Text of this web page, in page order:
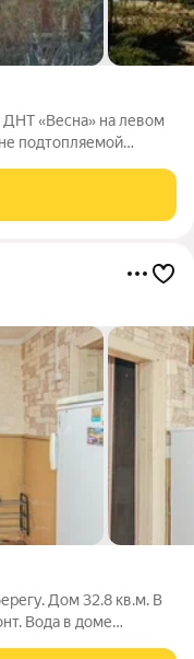
«Весна» на левом
подтопляемой
7 метров. На
Дом 32.8 кв.м. В
Вода в доме